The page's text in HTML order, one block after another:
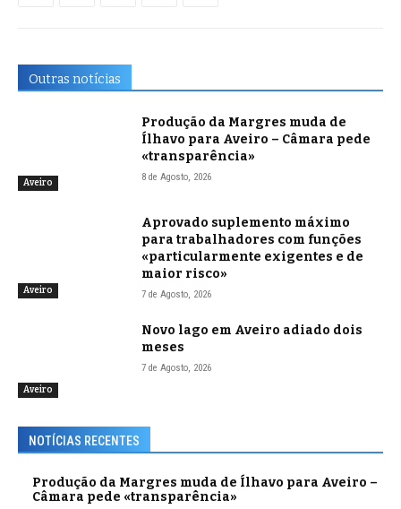
Outras notícias
Aveiro
Produção da Margres muda de
Ílhavo para Aveiro – Câmara pede
«transparência»
8 de Agosto, 2026
Aveiro
Aprovado suplemento máximo
para trabalhadores com funções
«particularmente exigentes e de
maior risco»
7 de Agosto, 2026
Aveiro
Novo lago em Aveiro adiado dois
meses
7 de Agosto, 2026
NOTÍCIAS RECENTES
Produção da Margres muda de Ílhavo para Aveiro –
Câmara pede «transparência»